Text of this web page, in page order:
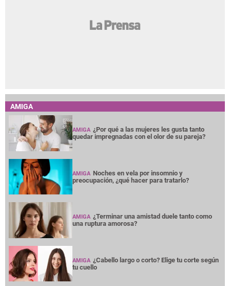
AMIGA
AMIGA ¿Por qué a las mujeres les gusta tanto
quedar impregnadas con el olor de su pareja?
AMIGA Noches en vela por insomnio y
preocupación, ¿qué hacer para tratarlo?
AMIGA ¿Terminar una amistad duele tanto como
una ruptura amorosa?
AMIGA ¿Cabello largo o corto? Elige tu corte según
tu cuello